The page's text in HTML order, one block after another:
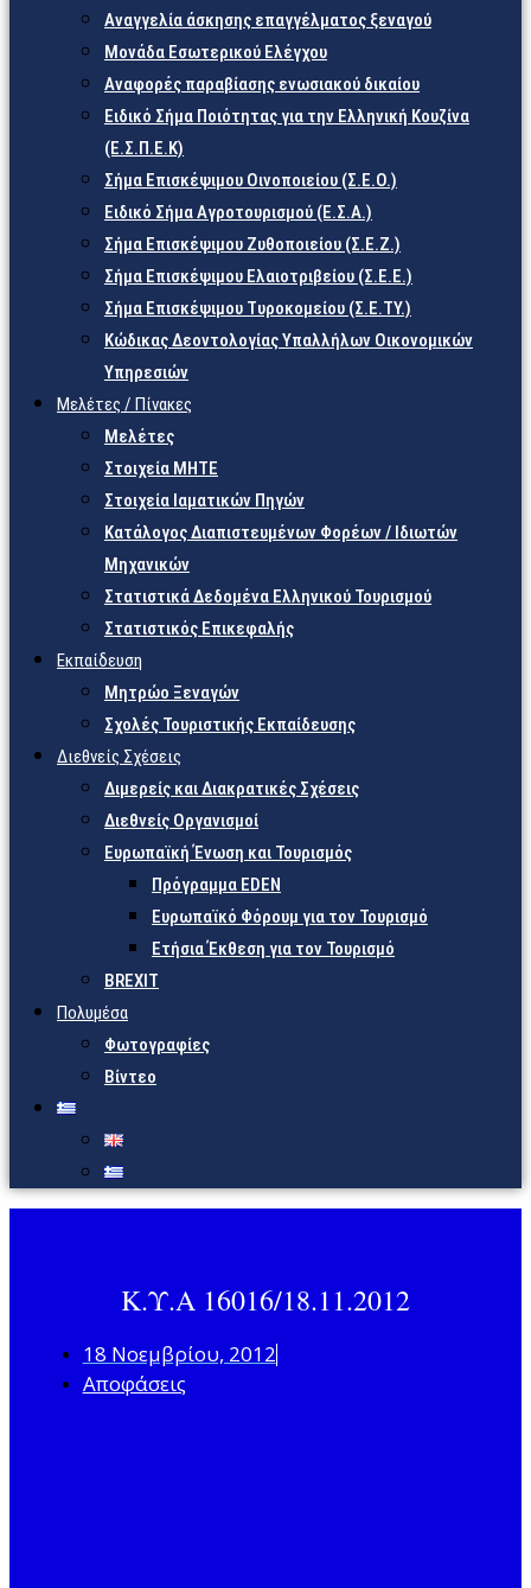
Αναγγελία άσκησης επαγγέλματος ξεναγού
Μονάδα Εσωτερικού Ελέγχου
Αναφορές παραβίασης ενωσιακού δικαίου
Ειδικό Σήμα Ποιότητας για την Ελληνική Κουζίνα
(Ε.Σ.Π.Ε.Κ)
Σήμα Επισκέψιμου Οινοποιείου (Σ.Ε.Ο.)
Ειδικό Σήμα Αγροτουρισμού (Ε.Σ.Α.)
Σήμα Επισκέψιμου Ζυθοποιείου (Σ.Ε.Ζ.)
Σήμα Επισκέψιμου Ελαιοτριβείου (Σ.Ε.Ε.)
Σήμα Επισκέψιμου Τυροκομείου (Σ.Ε.TY.)
Κώδικας Δεοντολογίας Υπαλλήλων Οικονομικών
Υπηρεσιών
Μελέτες / Πίνακες
Μελέτες
Στοιχεία ΜΗΤΕ
Στοιχεία Ιαματικών Πηγών
Κατάλογος Διαπιστευμένων Φορέων / Ιδιωτών
Μηχανικών
Στατιστικά Δεδομένα Ελληνικού Τουρισμού
Στατιστικός Επικεφαλής
Εκπαίδευση
Μητρώο Ξεναγών
Σχολές Τουριστικής Εκπαίδευσης
Διεθνείς Σχέσεις
Διμερείς και Διακρατικές Σχέσεις
Διεθνείς Οργανισμοί
Ευρωπαϊκή Ένωση και Τουρισμός
Πρόγραμμα EDEN
Ευρωπαϊκό Φόρουμ για τον Τουρισμό
Ετήσια Έκθεση για τον Τουρισμό
BREXIT
Πολυμέσα
Φωτογραφίες
Βίντεο
Κ.Υ.Α 16016/18.11.2012
18 Νοεμβρίου, 2012
Αποφάσεις